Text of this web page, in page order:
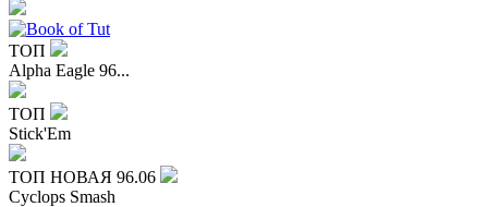
ТОП
Alpha Eagle 96...
ТОП
Stick'Em
ТОП НОВАЯ 96.06
Cyclops Smash